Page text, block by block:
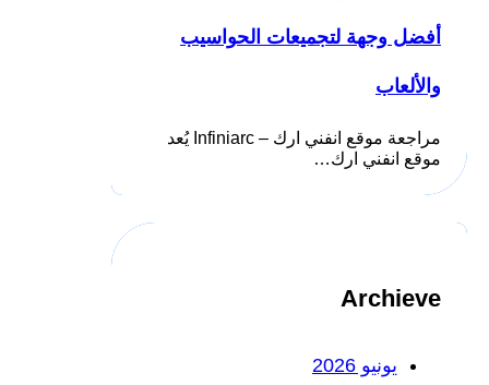
أفضل وجهة لتجميعات الحواسيب
والألعاب
مراجعة موقع انفني ارك – Infiniarc يُعد
موقع انفني ارك…
Archieve
يونيو 2026